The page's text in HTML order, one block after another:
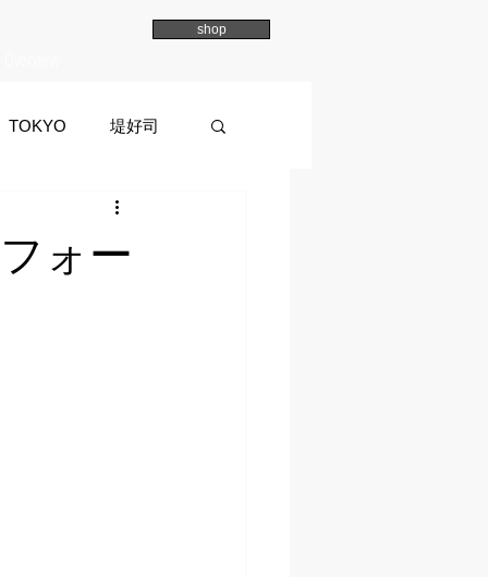
shop
TOKYO 堤好司
イマイマユ
ォー